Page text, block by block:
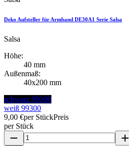
Deko Aufsteller für Armband DE30A1 Serie Salsa
Salsa
Höhe:
40 mm
Außenmaß:
40x200 mm
schwarz 99200
weiß 99300
9,00 €per StückPreis
per Stück
remove
add